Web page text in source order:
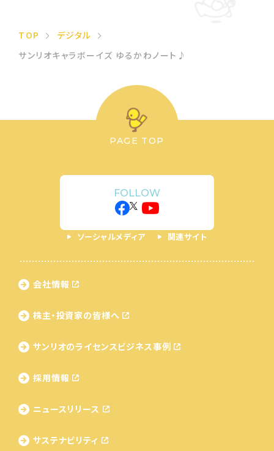
TOP
デジタル
サンリオキャラボーイズ ゆるかわノート♪
PAGE TOP
FOLLOW
ソーシャルメディア 関連サイト
会社情報
株主・投資家の皆様へ
サンリオのライセンス ビジネス事例
採用情報
ニュースリリース
サステナビリティ